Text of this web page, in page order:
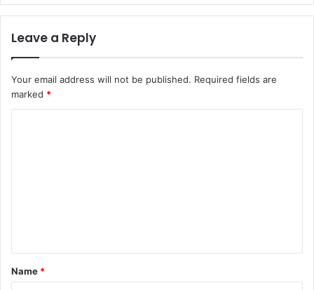
Leave a Reply
Your email address will not be published. Required fields are
marked *
*
Name *